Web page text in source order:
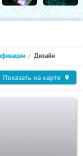
Дизайн
Показать на карте